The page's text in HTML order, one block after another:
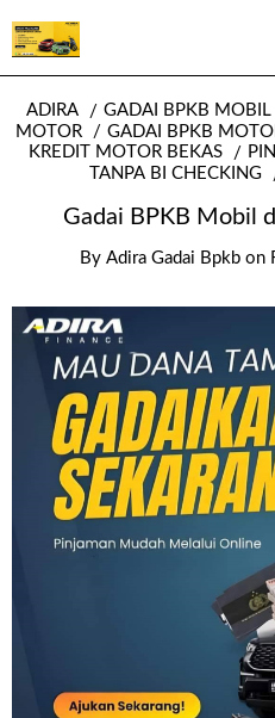
ADIRA GADAI BPKB MOBIL
MOTOR
GADAI BPKB
KREDIT MOTOR BEKAS
TANPA BI CHECKING
Gadai BPKB Mobil
By Adira Gadai Bpkb on